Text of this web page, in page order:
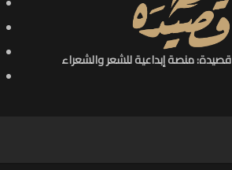
قصيدة: منصة إبداعية للشعر والشعراء